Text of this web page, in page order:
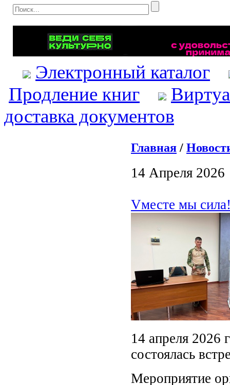
Электронный каталог
Продление книг
доставка документов
Главная /
14 Апреля 2026
Vместе мы
14 апреля 2026
состоялась
Мероприятие